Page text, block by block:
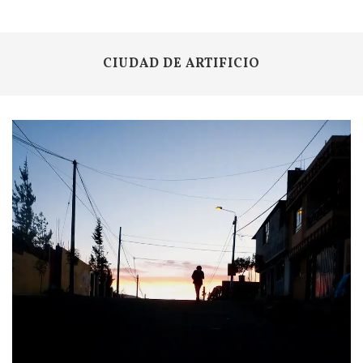
CIUDAD DE ARTIFICIO